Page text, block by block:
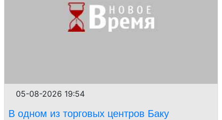
05-08-2026 19:54
В одном из торговых центров Баку